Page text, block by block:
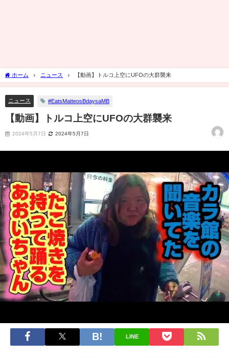
ホーム ニュース 【動画】トルコ上空にUFOの大群襲来
ニュース #EatsMatteosBdaysaMB
【動画】トルコ上空にUFOの大群襲来
2024年5月7日 2024年5月7日
LINE